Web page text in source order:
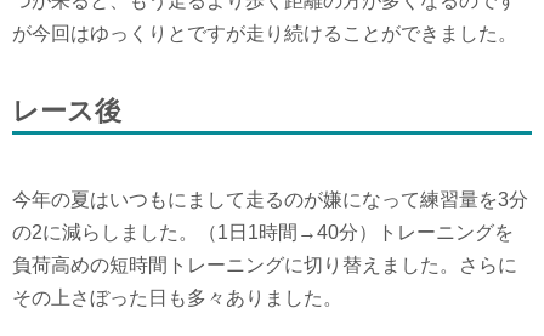
が今回はゆっくりとですが走り続けることができました。
レース後
今年の夏はいつもにまして走るのが嫌になって練習量を3分
の2に減らしました。（1日1時間→40分）トレーニングを
負荷高めの短時間トレーニングに切り替えました。さらに
その上さぼった日も多々ありました。